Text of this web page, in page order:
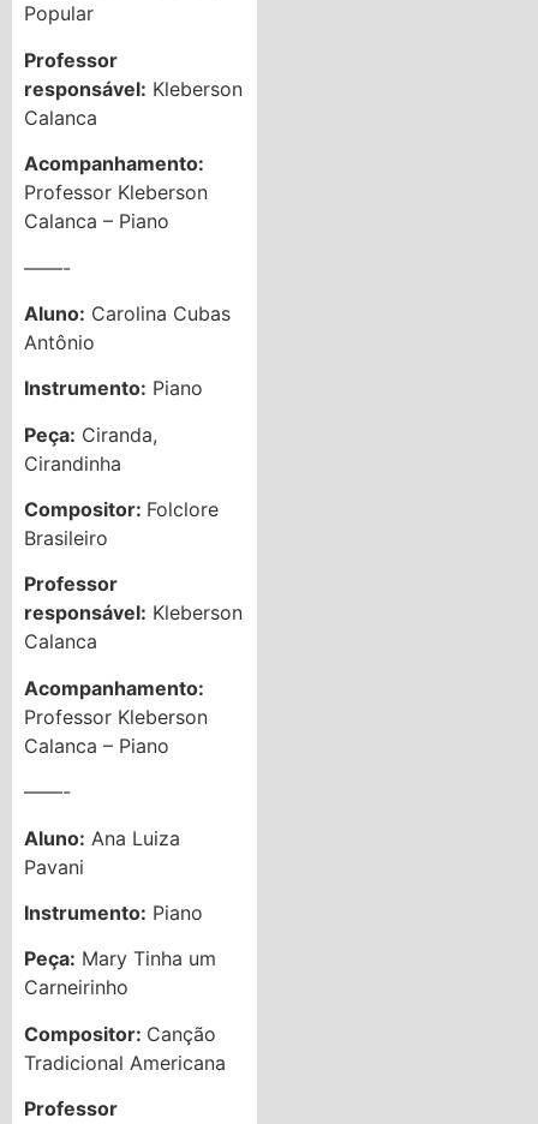
Popular
Professor
responsável: Kleberson
Calanca
Acompanhamento:
Professor Kleberson
Calanca – Piano
——-
Aluno: Carolina Cubas
Antônio
Instrumento: Piano
Peça: Ciranda,
Cirandinha
Compositor: Folclore
Brasileiro
Professor
responsável: Kleberson
Calanca
Acompanhamento:
Professor Kleberson
Calanca – Piano
——-
Aluno: Ana Luiza
Pavani
Instrumento: Piano
Peça: Mary Tinha um
Carneirinho
Compositor: Canção
Tradicional Americana
Professor